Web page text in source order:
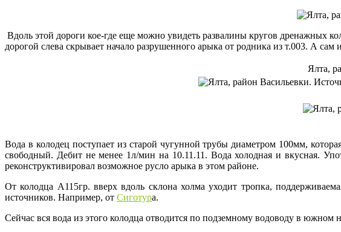
Вдоль этой дороги кое-где еще можно увидеть развалины кругов дренажных
дорогой слева скрывает начало разрушенного арыка от родника из т.003. А
Ялта,
Вода в колодец поступает из старой чугунной трубы диаметром 100мм,
свободный. Дебит не менее 1л/мин на 10.11.11. Вода холодная и вкусная.
реконструктивировал возможное русло арыка в этом районе.
От колодца А115гр. вверх вдоль склона холма уходит тропка,
источников. Например, от Сиготура.
Сейчас вся вода из этого колодца отводится по подземному водоводу в южном